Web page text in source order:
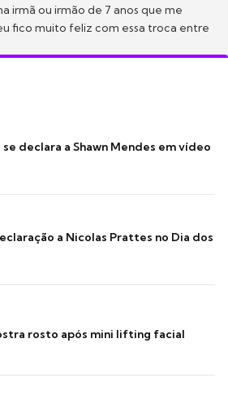
irmã ou irmão de 7 anos que me
fico muito feliz com essa troca entre
declara a Shawn Mendes em vídeo
a Nicolas Prattes no Dia dos
rosto após mini lifting facial